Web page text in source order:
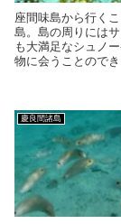
座間味島から行く
島。島の周りには
も大満足なシュノ
物に会うことのでき
慶良間諸島